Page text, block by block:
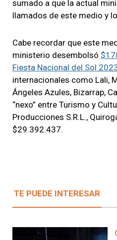
sumado a que la actual
llamados de este medio y
Cabe recordar que este
ministerio desembolsó
Fiesta Nacional del Sol
internacionales como Lali,
Ángeles Azules, Bizarrap,
“nexo” entre Turismo y
Producciones S.R.L.,
$29.392.437.
TE PUEDE INTERESAR